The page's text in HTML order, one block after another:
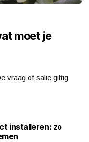
moet je
vraag of salie giftig
installeren: zo